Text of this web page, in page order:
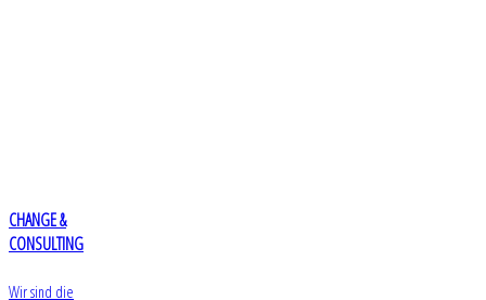
CHANGE &
CONSULTING
Wir sind die